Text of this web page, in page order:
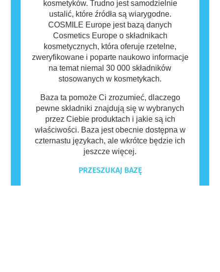
kosmetyków. Trudno jest samodzielnie
ustalić, które źródła są wiarygodne.
COSMILE Europe jest bazą danych
Cosmetics Europe o składnikach
kosmetycznych, która oferuje rzetelne,
zweryfikowane i poparte naukowo informacje
na temat niemal 30 000 składników
stosowanych w kosmetykach.
Baza ta pomoże Ci zrozumieć, dlaczego
pewne składniki znajdują się w wybranych
przez Ciebie produktach i jakie są ich
właściwości. Baza jest obecnie dostępna w
czternastu językach, ale wkrótce będzie ich
jeszcze więcej.
PRZESZUKAJ BAZĘ